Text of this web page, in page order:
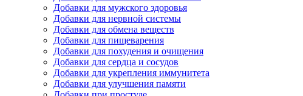
Добавки для мужского здоровья
Добавки для нервной системы
Добавки для обмена веществ
Добавки для пищеварения
Добавки для похудения и очищения
Добавки для сердца и сосудов
Добавки для укрепления иммунитета
Добавки для улучшения памяти